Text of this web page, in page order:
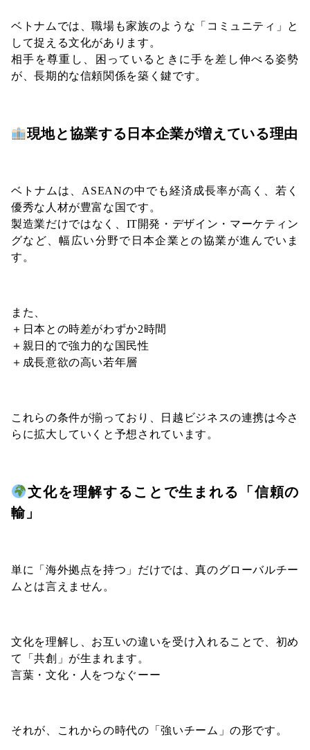
ベトナムでは、職場も家族のような「コミュニティ」と
して捉える文化があります。
相手を尊重し、困っているときに手を差し伸べる姿勢
が、長期的な信頼関係を築く鍵です。
現地と協業する日本企業が増えている理由
ベトナムは、ASEANの中でも経済成長率が高く、若く
優秀な人材が豊富な国です。
製造業だけではなく、IT開発・デザイン・マーケティン
グなど、幅広い分野で日本企業との協業が進んでいま
す。
また、
＋日本との時差がわずか2時間
＋親日的で強力的な国民性
＋成長意欲の高い若年層
これらの条件が揃っており、日越ビジネスの連携は今さ
らに拡大していくと予想されています。
文化を理解することで生まれる「信頼の
輸」
単に「海外拠点を持つ」だけでは、真のグローバルチー
ムとは言えません。
文化を理解し、お互いの違いを受け入れることで、初め
て「共創」が生まれます。
言葉・文化・人をつなぐーー
それが、これからの時代の「強いチーム」の形です。